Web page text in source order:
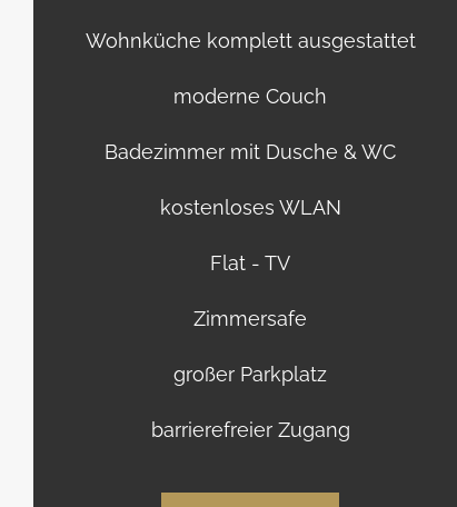
Wohnküche komplett ausgestattet
moderne Couch
Badezimmer mit Dusche & WC
kostenloses WLAN
Flat - TV
Zimmersafe
großer Parkplatz
barrierefreier Zugang